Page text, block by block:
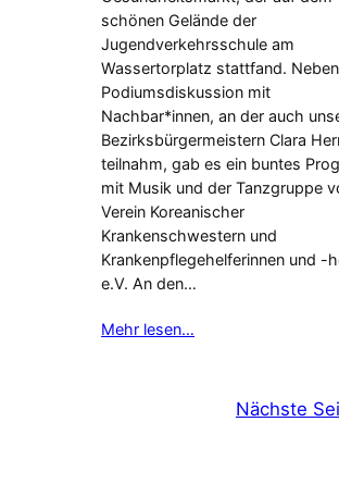
schönen Gelände der
Jugendverkehrsschule am
Wassertorplatz stattfand.
Podiumsdiskussion mit
Nachbar*innen, an der auch
Bezirksbürgermeistern Clara
teilnahm, gab es ein buntes
mit Musik und der Tanzgruppe
Verein Koreanischer
Krankenschwestern und
Krankenpflegehelferinnen und -
e.V. An den…
Mehr lesen…
Nächste